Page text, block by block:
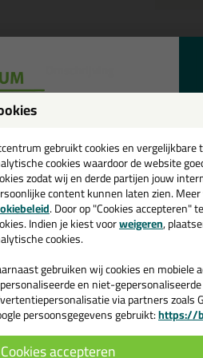
it Silicon 218
de Seal-it Silicon 218 in Sikkens
je meer weten over de toepassing en
gebruikt cookies en
cookies waardoor de website
zodat wij en derde partijen jouw
content kunnen laten zien.
. Door op "Cookies accepteren"
Indien je kiest voorweigeren,
cookies.
gebruiken wij cookies en mobiele
en niet-
via partners zoals
persoonsgegevens gebruikt:https://
Cookies accepteren
💚
en ontvang een
€35,-bij je eerste bestelling!
de actiecode ›